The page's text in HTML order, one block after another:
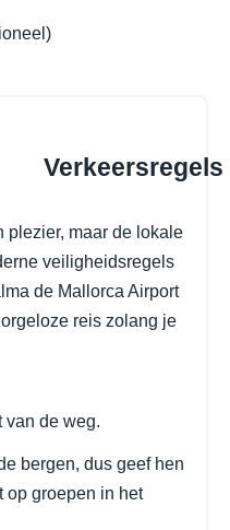
Verkeersregels
plezier, maar de lokale
veiligheidsregels
de Mallorca Airport
reis zolang je
van de weg.
bergen, dus geef hen
op groepen in het